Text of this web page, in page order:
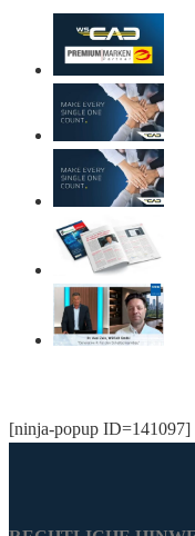
[ninja-popup